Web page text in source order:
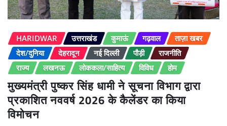
HARIDWAR उत्तराखंड कुमाऊं गढ़वाल
ताज़ा खबर
देश/दुनिया
देहरादून नई दिल्ली पौड़ी
राजनीति
राज्य
लखनऊ लोककला/साहित्य विविध होम
मुख्यमंत्री पुष्कर सिंह धामी ने सूचना विभाग द्वारा
प्रकाशित नववर्ष 2026 के कैलेंडर का किया
विमोचन